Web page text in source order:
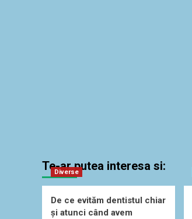
Te-ar putea interesa si:
Diverse
De ce evităm dentistul chiar
și atunci când avem